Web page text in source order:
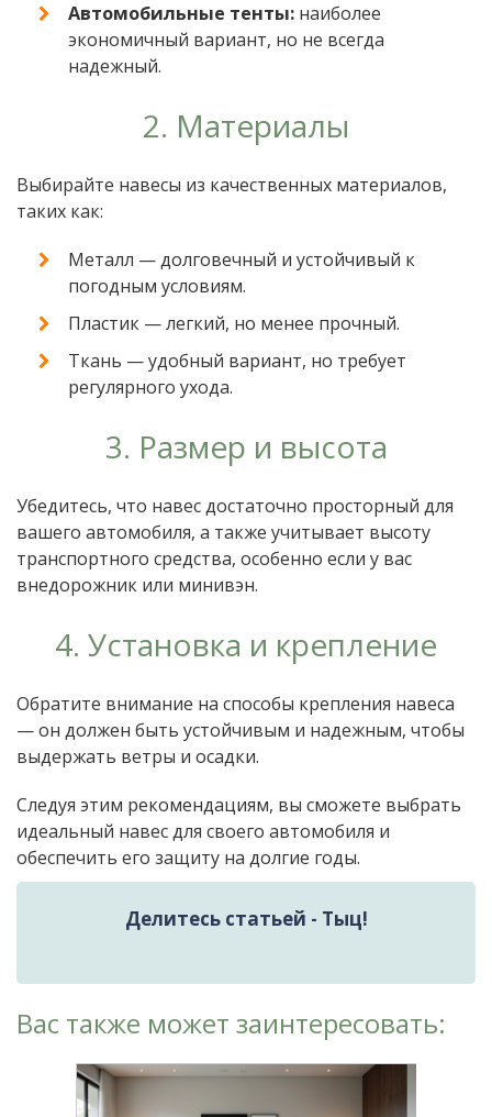
Автомобильные тенты: наиболее
экономичный вариант, но не всегда
надежный.
2. Материалы
Выбирайте навесы из качественных материалов,
таких как:
Металл — долговечный и устойчивый к
погодным условиям.
Пластик — легкий, но менее прочный.
Ткань — удобный вариант, но требует
регулярного ухода.
3. Размер и высота
Убедитесь, что навес достаточно просторный для
вашего автомобиля, а также учитывает высоту
транспортного средства, особенно если у вас
внедорожник или минивэн.
4. Установка и крепление
Обратите внимание на способы крепления навеса
— он должен быть устойчивым и надежным, чтобы
выдержать ветры и осадки.
Следуя этим рекомендациям, вы сможете выбрать
идеальный навес для своего автомобиля и
обеспечить его защиту на долгие годы.
Делитесь статьей - Тыц!
Вас также может заинтересовать: